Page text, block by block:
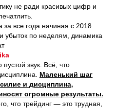
не ради красивых цифр и
за все года начиная с 2018
убыток по неделям, динамика
звук. Всё, что
Маленький шаг
и дисциплина,
огромные результаты.
что трейдинг — это трудная,